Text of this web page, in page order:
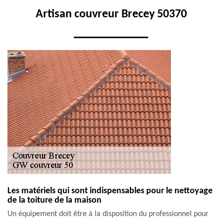
Artisan couvreur Brecey 50370
Les matériels qui sont indispensables pour le nettoyage
de la toiture de la maison
Un équipement doit être à la disposition du professionnel pour